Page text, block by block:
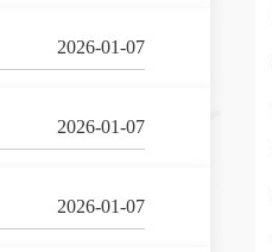
2026-01-07
2026-01-07
2026-01-07